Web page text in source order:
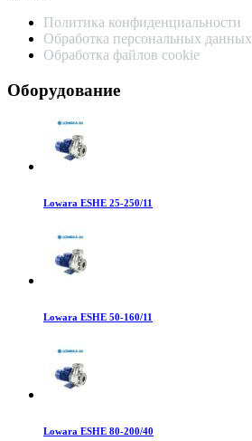
Политика конфиденциальности
Обработка персональных данных
Обработка файлов cookie
Оборудование
Lowara ESHE 25-250/11
Lowara ESHE 50-160/11
Lowara ESHE 80-200/40